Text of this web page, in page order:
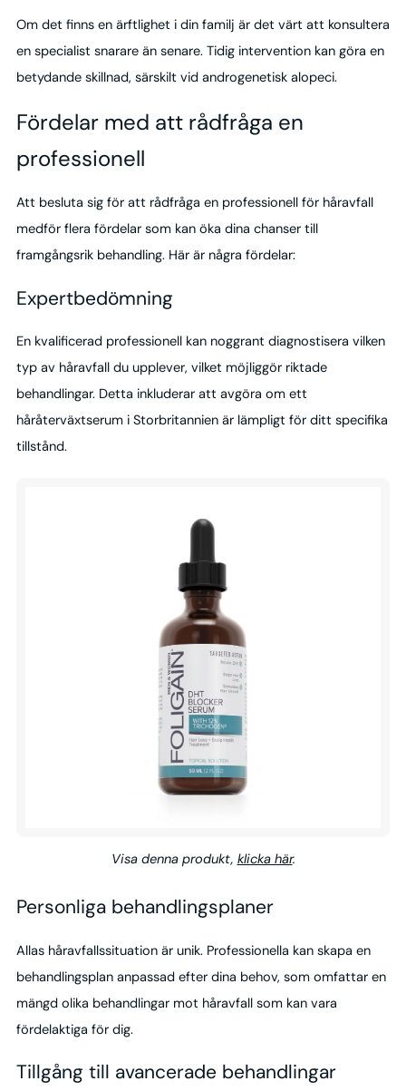
Om det finns en ärftlighet i din familj är det värt att konsultera
en specialist snarare än senare. Tidig intervention kan göra en
betydande skillnad, särskilt vid androgenetisk alopeci.
Fördelar med att rådfråga en
professionell
Att besluta sig för att rådfråga en professionell för håravfall
medför flera fördelar som kan öka dina chanser till
framgångsrik behandling. Här är några fördelar:
Expertbedömning
En kvalificerad professionell kan noggrant diagnostisera vilken
typ av håravfall du upplever, vilket möjliggör riktade
behandlingar. Detta inkluderar att avgöra om ett
håråterväxtserum i Storbritannien är lämpligt för ditt specifika
tillstånd.
Visa denna produkt, klicka här.
Personliga behandlingsplaner
Allas håravfallssituation är unik. Professionella kan skapa en
behandlingsplan anpassad efter dina behov, som omfattar en
mängd olika behandlingar mot håravfall som kan vara
fördelaktiga för dig.
Tillgång till avancerade behandlingar